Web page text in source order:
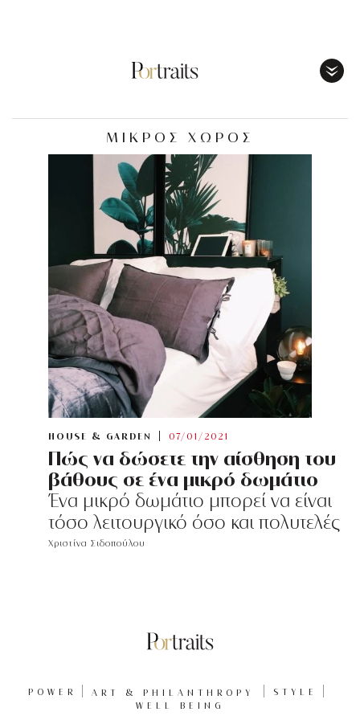
ΜΙΚΡΟΣ ΧΩΡΟΣ
HOUSE & GARDEN 07/01/2021
Πώς να δώσετε την αίσθηση του
βάθους σε ένα μικρό δωμάτιο
Ένα μικρό δωμάτιο μπορεί να είναι
τόσο λειτουργικό όσο και πολυτελές
Χριστίνα Σιδοπούλου
POWER ART & PHILANTHROPY
STYLE
WELL BEING